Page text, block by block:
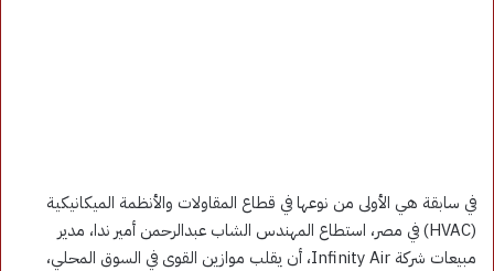
في سابقة هي الأولى من نوعها في قطاع المقاولات والأنظمة الميكانيكية
(HVAC) في مصر، استطاع المهندس الشاب عبدالرحمن أمير ندا، مدير
مبيعات شركة Infinity Air، أن يقلب موازين القوى في السوق المحلي،